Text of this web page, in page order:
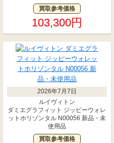
買取参考価格
103,300円
2026年7月7日
ルイヴィトン
ダミエグラフィット ジッピーウォレ
ットホリゾンタル N00056 新品・未
使用品
買取参考価格